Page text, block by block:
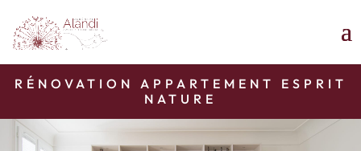
RÉNOVATION APPARTEMENT ESPRIT
NATURE